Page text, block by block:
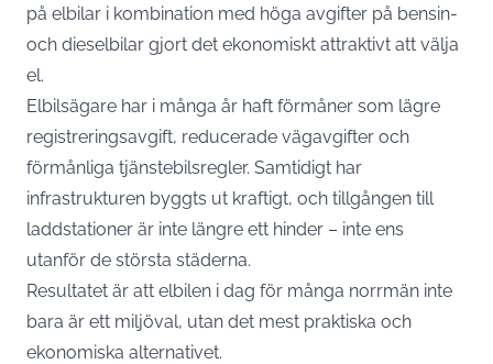
på elbilar i kombination med höga avgifter på bensin-
och dieselbilar gjort det ekonomiskt attraktivt att välja
el.
Elbilsägare har i många år haft förmåner som lägre
registreringsavgift, reducerade vägavgifter och
förmånliga tjänstebilsregler. Samtidigt har
infrastrukturen byggts ut kraftigt, och tillgången till
laddstationer är inte längre ett hinder – inte ens
utanför de största städerna.
Resultatet är att elbilen i dag för många norrmän inte
bara är ett miljöval, utan det mest praktiska och
ekonomiska alternativet.